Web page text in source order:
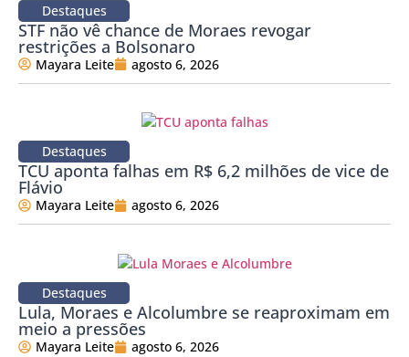
Destaques
STF não vê chance de Moraes revogar
restrições a Bolsonaro
Mayara Leite agosto 6, 2026
Destaques
TCU aponta falhas em R$ 6,2 milhões de vice de
Flávio
Mayara Leite agosto 6, 2026
Destaques
Lula, Moraes e Alcolumbre se reaproximam em
meio a pressões
Mayara Leite agosto 6, 2026